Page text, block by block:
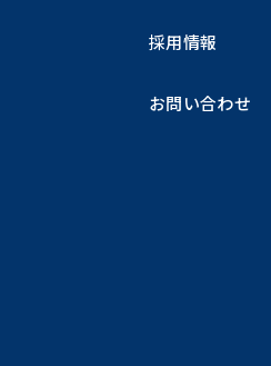
採用情報
お問い合わせ